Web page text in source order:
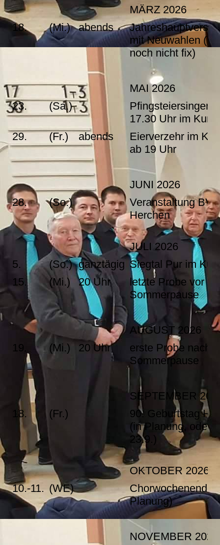
MÄRZ 2026
18.
(Mi.) abends
mit Neuwahlen
noch nicht fix)
MAI 2026
23.
(Sa.)
Pfingsteiersingen
17.30 Uhr im
29.
(Fr.) abends
Eierverzehr im
ab 19 Uhr
JUNI 2026
28.
(So.)
Veranstaltung BVV
Herchen
JULI 2026
5.
(So.) ganztägig Siegtal Pur im
15.
(Mi.) 20 Uhr
letzte Probe vor
Sommerpause
AUGUST 2026
19.
(Mi.) 20 Uhr
erste Probe nach
Sommerpause
SEPTEMBER
18.
(Fr.)
90. Geburtstag H.
(in Planung, oder
23.9.)
OKTOBER 2026
10.-11. (WE)
Chorwochenende
Planung)
NOVEMBER 2026